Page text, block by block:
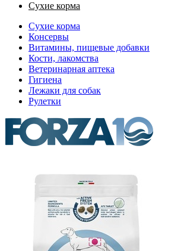
Сухие корма
Сухие корма
Консервы
Витамины, пищевые добавки
Кости, лакомства
Ветеринарная аптека
Гигиена
Лежаки для собак
Рулетки